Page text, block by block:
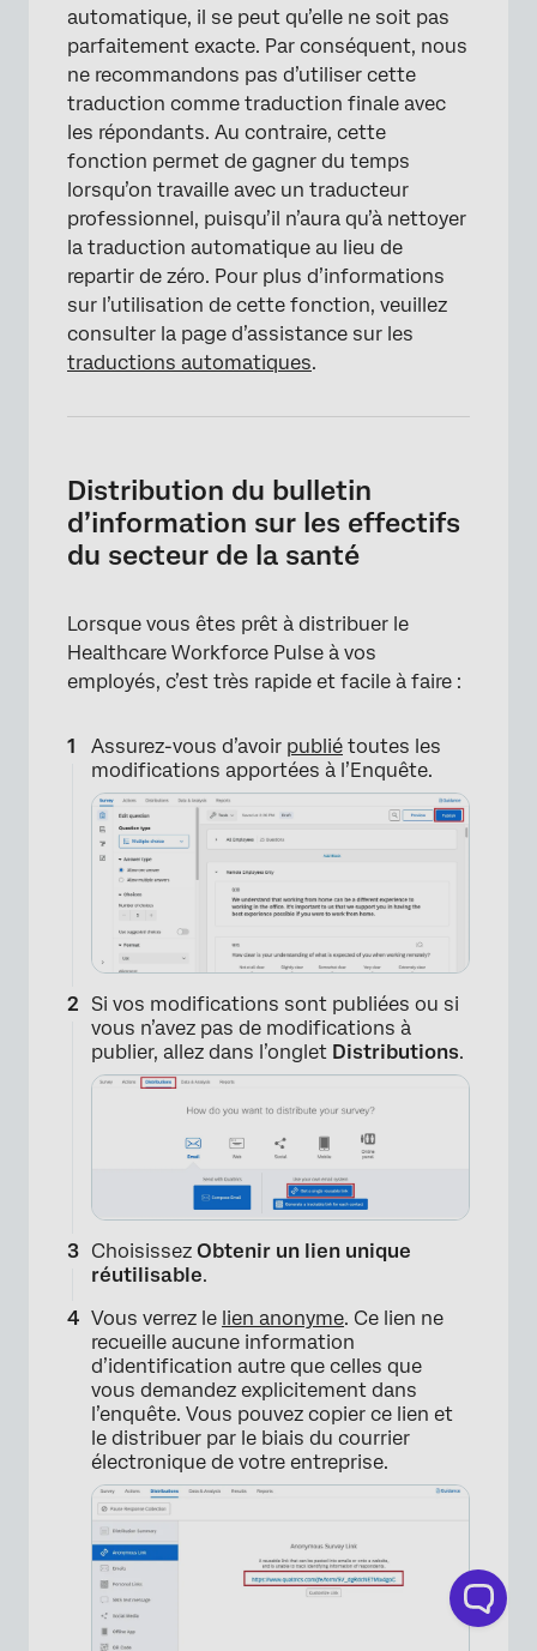
automatique, il se peut qu’elle ne soit pas
parfaitement exacte. Par conséquent, nous
ne recommandons pas d’utiliser cette
traduction comme traduction finale avec
les répondants. Au contraire, cette
fonction permet de gagner du temps
lorsqu’on travaille avec un traducteur
professionnel, puisqu’il n’aura qu’à nettoyer
la traduction automatique au lieu de
repartir de zéro. Pour plus d’informations
sur l’utilisation de cette fonction, veuillez
consulter la page d’assistance sur les
traductions automatiques.
Distribution du bulletin
d’information sur les effectifs
du secteur de la santé
Lorsque vous êtes prêt à distribuer le
Healthcare Workforce Pulse à vos
employés, c’est très rapide et facile à faire :
Assurez-vous d’avoir publié toutes les
modifications apportées à l’Enquête.
Si vos modifications sont publiées ou si
vous n’avez pas de modifications à
publier, allez dans l’onglet Distributions.
Choisissez Obtenir un lien unique
réutilisable.
Vous verrez le lien anonyme. Ce lien ne
recueille aucune information
d’identification autre que celles que
vous demandez explicitement dans
l’enquête. Vous pouvez copier ce lien et
le distribuer par le biais du courrier
électronique de votre entreprise.